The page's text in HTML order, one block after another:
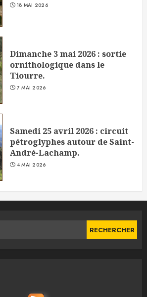
18 MAI 2026
Dimanche 3 mai 2026 : sortie
ornithologique dans le
Tiourre.
7 MAI 2026
Samedi 25 avril 2026 : circuit
pétroglyphes autour de Saint-
André-Lachamp.
4 MAI 2026